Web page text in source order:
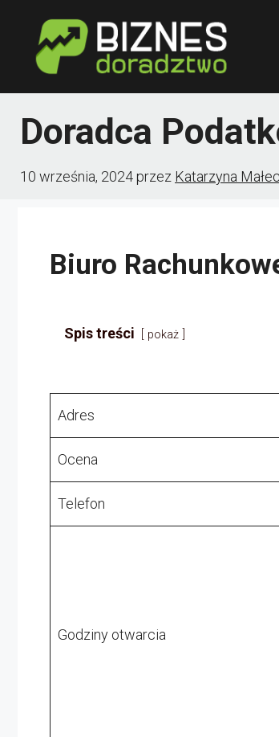
Doradca
10 września, 2024przez Katarzyna
Biuro
Spis treści pokaż
Adres
Ocena
Telefon
Godziny otwarcia